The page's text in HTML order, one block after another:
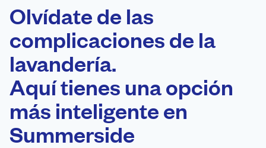
Laundryheap.com
Programa tu recogida
0 min
Recojo y entrega
casa
Abierto 24/7
Olvídate de las
complicaciones de la
lavandería.
Aquí tienes una opción
más inteligente en
Summerside